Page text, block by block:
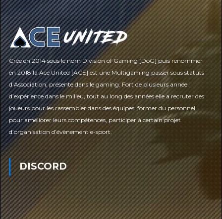
Crée en 2014 sous le nom Division of Gaming [DoG] puis renommer
en 2018 la Ace United [ACE] est une Multigaming passer sous statuts
d’Association, présente dans le gaming. Fort de plusieurs année
d’expérience dans le milieu, tout au long des années elle a recruter des
joueurs pour les rassembler dans des équipes, former du personnel
pour améliorer leurs compétences, participer à certain projet
d’organisation d’évènement e-sport.
DISCORD